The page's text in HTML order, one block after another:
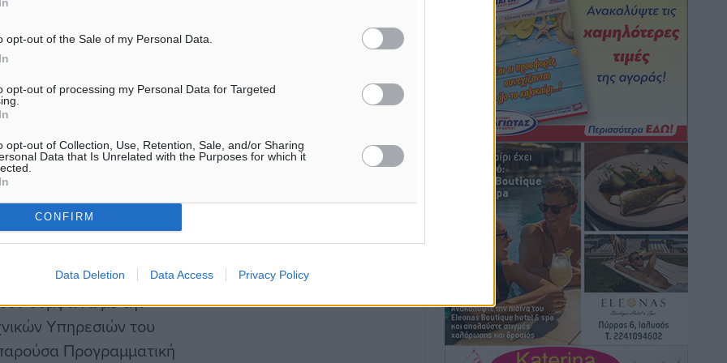
opt-out of the Sale of my Personal Data.
opt-out of processing my Personal Data for Targeted
opt-out of Collection, Use, Retention, Sale, and/or Sharing
Data that Is Unrelated with the Purposes for which it
CONFIRM
Data Deletion Data Access Privacy Policy
αγώνες και
του ιδιότητες,
σχήμα των
για την χρήση για την
το γήπεδο να μην
είναι οι αθλητικές,
κοινωνίας. Είναι
το βασικό
Δήμου Ρόδου.
του.
Νοτίου
σύμφωνα με την
Υπηρεσιών του
Προγραμματική
• πριν 5 ώρες
Γ. Χατζημάρκος: “Δύο μεγάλες
δεσμεύσεις Γεωργιάδη” – Κίνητρα για
τους γιατρούς των νησιών και
συνεργασία Ρόδου με το Αττικόν για το
Ακτινοθεραπευτικό
Τοπικές Ειδήσεις πριν 5 ώρες
Σούπερ μάρκετ: Διευρύνεται η εθνική
πρωτοβουλία για τις τιμές – Eρχονται
νέες συμμετοχές εταιρειών
• πριν 6 ώρες
Συνελήφθησαν έξι άτομα για
ηχορύπανση από καταστήματα στο
Νότιο Αιγαίο